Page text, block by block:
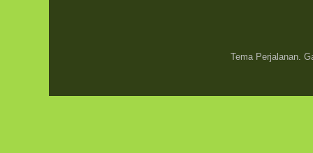
Tema Perjalanan.